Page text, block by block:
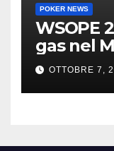
POKER NEWS
WSOPE
gas nel
azzurri al
OTTOBRE 7,